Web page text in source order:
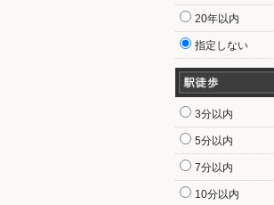
20年以内
指定しない
3分以内
5分以内
7分以内
10分以内